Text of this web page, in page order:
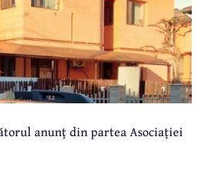
anunț din partea Asociației